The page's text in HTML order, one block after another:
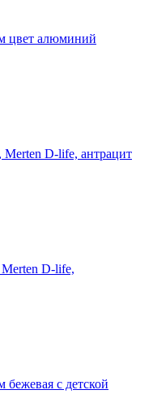
цвет алюминий
Merten D-life, антрацит
D-life,
бежевая с детской